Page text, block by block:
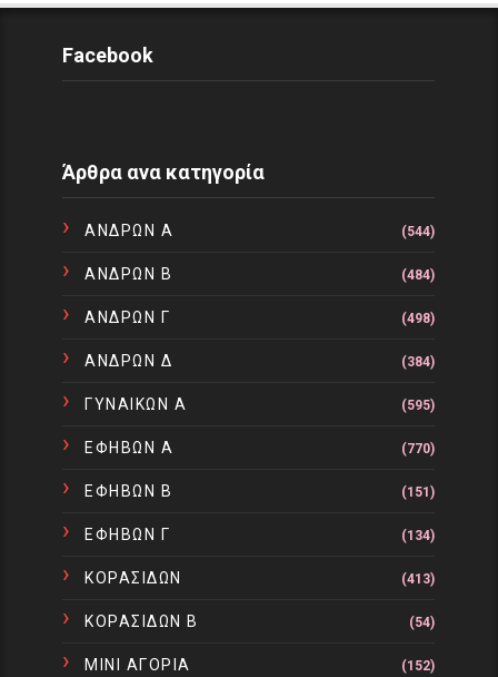
Facebook
Άρθρα ανα κατηγορία
ΑΝΔΡΩΝ Α (544)
ΑΝΔΡΩΝ Β (484)
ΑΝΔΡΩΝ Γ (498)
ΑΝΔΡΩΝ Δ (384)
ΓΥΝΑΙΚΩΝ Α (595)
ΕΦΗΒΩΝ Α (770)
ΕΦΗΒΩΝ Β (151)
ΕΦΗΒΩΝ Γ (134)
ΚΟΡΑΣΙΔΩΝ (413)
ΚΟΡΑΣΙΔΩΝ Β (54)
ΜΙΝΙ ΑΓΟΡΙΑ (152)